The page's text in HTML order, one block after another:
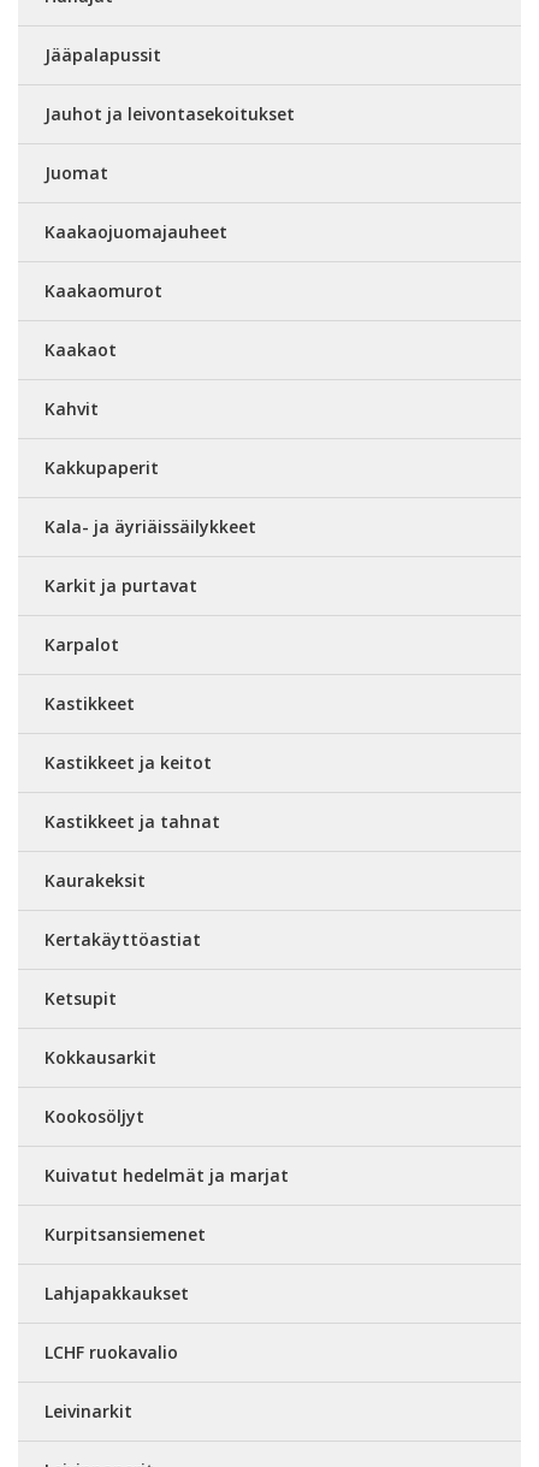
Jääpalapussit
Jauhot ja leivontasekoitukset
Juomat
Kaakaojuomajauheet
Kaakaomurot
Kaakaot
Kahvit
Kakkupaperit
Kala- ja äyriäissäilykkeet
Karkit ja purtavat
Karpalot
Kastikkeet
Kastikkeet ja keitot
Kastikkeet ja tahnat
Kaurakeksit
Kertakäyttöastiat
Ketsupit
Kokkausarkit
Kookosöljyt
Kuivatut hedelmät ja marjat
Kurpitsansiemenet
Lahjapakkaukset
LCHF ruokavalio
Leivinarkit